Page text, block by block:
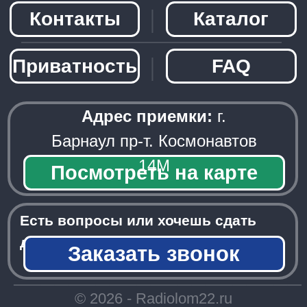
─────────────────────
© 2026 - Radiolom22.ru
Заказать звонок